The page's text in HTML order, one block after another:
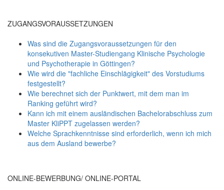
ZUGANGSVORAUSSETZUNGEN
Was sind die Zugangsvoraussetzungen für den
konsekutiven Master-Studiengang Klinische Psychologie
und Psychotherapie in Göttingen?
Wie wird die "fachliche Einschlägigkeit" des Vorstudiums
festgestellt?
Wie berechnet sich der Punktwert, mit dem man im
Ranking geführt wird?
Kann ich mit einem ausländischen Bachelorabschluss zum
Master KliPPT zugelassen werden?
Welche Sprachkenntnisse sind erforderlich, wenn ich mich
aus dem Ausland bewerbe?
ONLINE-BEWERBUNG/ ONLINE-PORTAL